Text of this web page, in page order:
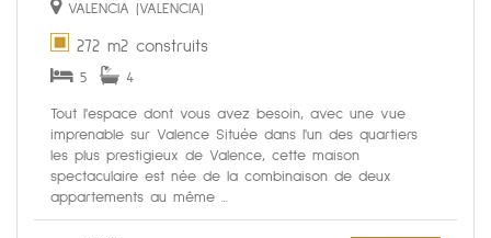
VALENCIA (VALENCIA)
272 m2 construits
5 4
Tout l'espace dont vous avez besoin, avec une vue
imprenable sur Valence Située dans l'un des quartiers
les plus prestigieux de Valence, cette maison
spectaculaire est née de la combinaison de deux
appartements au même ...